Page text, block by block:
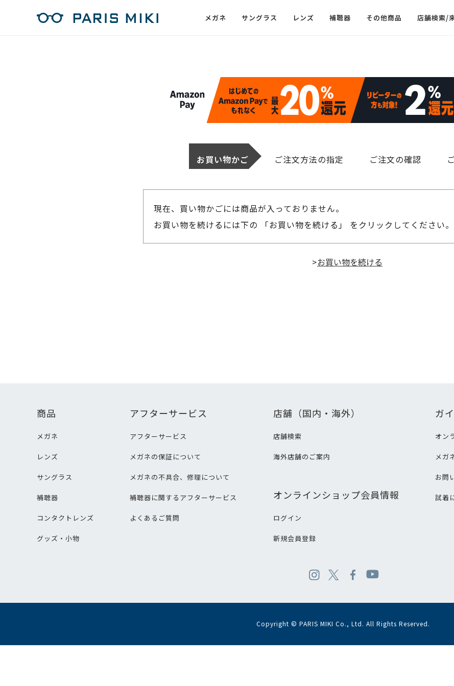
メガネ サングラス レンズ 補聴器 その他商品 店舗検索/
お買い物かご ご注文方法の指定 ご注文の確認
現在、買い物かごには商品が入っておりません。
お買い物を続けるには下の 「お買い物を続ける」 をクリックしてください。
>
商品
メガネ
レンズ
サングラス
補聴器
コンタクトレンズ
グッズ・小物
アフターサービス
アフターサービス
メガネの保証について
メガネの不具合、修理について
補聴器に関するアフターサービス
よくあるご質問
店舗（国内・海外）
店舗検索
海外店舗のご案内
オンラインショップ会員情報
ログイン
新規会員登録
ガ
オン
メガ
お問
試着
Copyright © PARIS MIKI Co., Ltd. All Rights Reserved.